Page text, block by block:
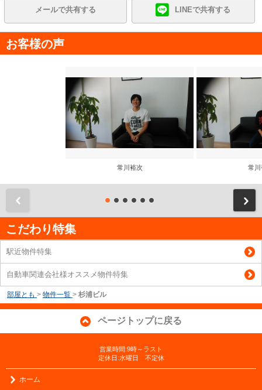
メールで共有する LINEで共有する
お客様の声
常川裕次 常川
こだわり特集
駅近物件特集
自動車関連会社様オススメ物件特集
部屋とも > 物件一覧 > 杉浦ビル
ページトップに戻る
営業時間:9時～ラスト
定休日:水曜日 不定休
ホーム